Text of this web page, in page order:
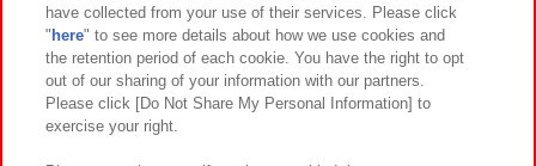
関連会社 サステナビリティ サイトポリシー
プライバシーポリシー ウェブアクセシビリティ方針と検証結果
お取引先さまとともに
have collected from your use of their services. Please click
" here" to see more details about how we use cookies and
the retention period of each cookie. You have the right to opt
out of our sharing of your information with our partners.
Please click [Do Not Share My Personal Information] to
exercise your right.